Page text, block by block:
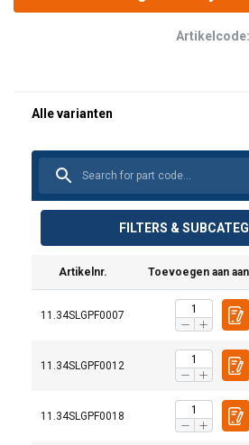
Artikelcode:
FILTERS &
Artikelnr. Toevoegen aan
11.34SLGPF0007
11.34SLGPF0012
11.34SLGPF0018